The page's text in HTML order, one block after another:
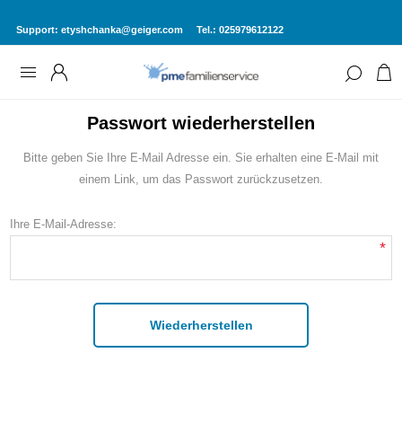
Support: etyshchanka@geiger.comTel.: 025979612122
Passwort wiederherstellen
Bitte geben Sie Ihre E-Mail Adresse ein. Sie erhalten eine E-Mail mit
einem Link, um das Passwort zurückzusetzen.
Ihre E-Mail-Adresse:
*
Wiederherstellen